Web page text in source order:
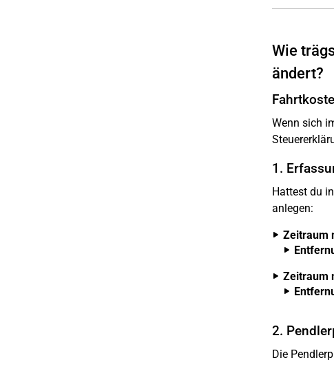
Wie
ändert?
Wenn sich
1.
Hattest du
anlegen:
Zeitraum
Zeitraum
2.
Die